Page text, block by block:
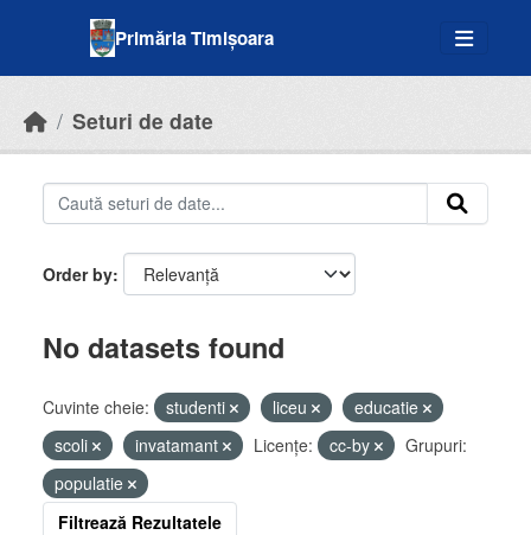
Primăria Timișoara
Seturi de date
Order by
No datasets found
Cuvinte cheie: studenti liceu
educatie
scoli
invatamant Licenţe: cc-by
Grupuri:
populatie
Filtrează Rezultatele